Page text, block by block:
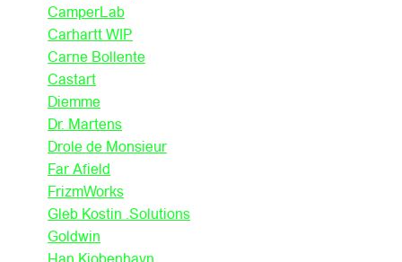
CamperLab
Carhartt WIP
Carne Bollente
Castart
Diemme
Dr. Martens
Drole de Monsieur
Far Afield
FrizmWorks
Gleb Kostin .Solutions
Goldwin